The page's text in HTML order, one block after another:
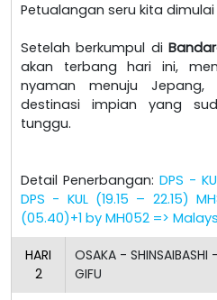
Petualangan seru kita dimulai
Setelah berkumpul di
akan terbang hari ini,
nyaman menuju Jepang,
destinasi impian yang
tunggu.
Detail Penerbangan: DPS -
DPS - KUL (19.15 – 22.15)
(05.40)+1 by MH052 =>
HARI
2
OSAKA -
GIFU